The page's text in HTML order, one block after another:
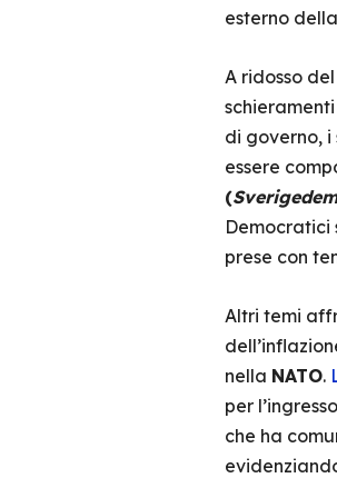
esterno
A ridosso
di governo,
essere
(
Democratici
prese con
Altri temi
nella NATO.
per
che ha